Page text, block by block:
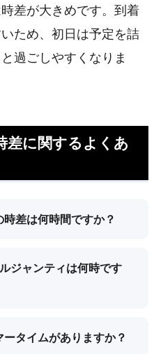
差が大きめです。到着
ため、初日は予定を詰
過ごしやすくなりま
差に関するよくあ
差は何時間ですか？
ジャンティは何時です
タイムがありますか？